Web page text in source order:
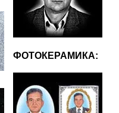
ФОТОКЕРАМИКА: